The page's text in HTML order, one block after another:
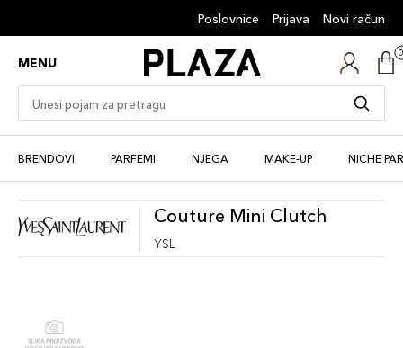
Poslovnice Prijava Novi račun
MENU
BRENDOVI PARFEMI NJEGA MAKE-UP NICHE
Couture Mini Clutch
YSL